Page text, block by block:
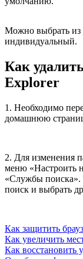
Можно выбрать из
индивидуальный.
Как
Explorer
1. Необходимо
домашнюю
2. Для изменения
меню «Настроить
«Службы поиска».
поиск и выбрать
Как защитить
Как увеличить
Как восстановить